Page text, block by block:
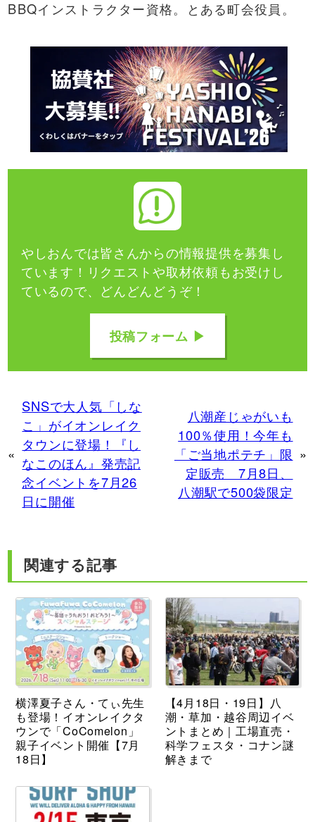
BBQインストラクター資格。とある町会役員。
やしおんでは皆さんからの情報提供を募集し
ています！ リクエストや取材依頼もお受けし
ているので、どんどんどうぞ！
投稿フォーム ▶
«
SNSで大人気「しな
こ」がイオンレイク
タウンに登場！『し
なこのほん』発売記
念イベントを7月26
日に開催
八潮産じゃがいも
100％使用！今年も
「ご当地ポテチ」限
定販売 7月8日、
八潮駅で500袋限定
»
関連する記事
横澤夏子さん・てぃ先生
も登場！イオンレイクタ
ウンで「CoComelon」
親子イベント開催【7月
18日】
【4月18日・19日】八
潮・草加・越谷周辺イベ
ントまとめ｜工場直売・
科学フェスタ・コナン謎
解きまで